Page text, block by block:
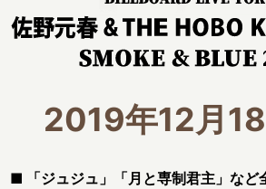
佐野元春 & THE HOBO KING BAND
TOKYO ‘SMOKE & BLUE’ 2019
2019年12月
■ 「ジュジュ」「月と専制君主」など